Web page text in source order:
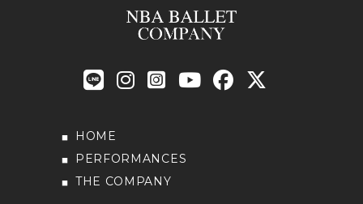
HOME
PERFORMANCES
THE COMPANY